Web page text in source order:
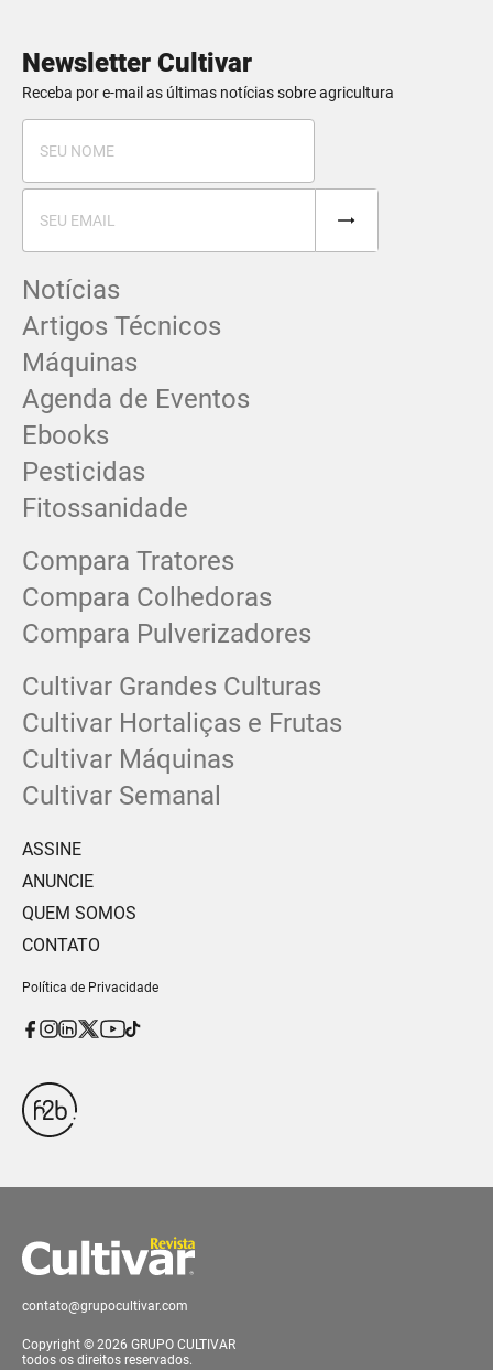
Newsletter Cultivar
Receba por e-mail as últimas notícias sobre agricultura
Notícias
Artigos Técnicos
Máquinas
Agenda de Eventos
Ebooks
Pesticidas
Fitossanidade
Compara Tratores
Compara Colhedoras
Compara Pulverizadores
Cultivar Grandes Culturas
Cultivar Hortaliças e Frutas
Cultivar Máquinas
Cultivar Semanal
ASSINE
ANUNCIE
QUEM SOMOS
CONTATO
Política de Privacidade
contato@grupocultivar.com
Copyright © 2026 GRUPO CULTIVAR
todos os direitos reservados.